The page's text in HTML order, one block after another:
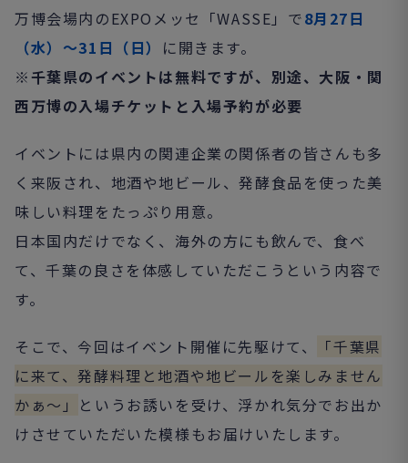
万博会場内のEXPOメッセ「WASSE」で8月27日
（水）～31日（日） に開きます。
※千葉県のイベントは無料ですが、別途、大阪・関
西万博の入場チケットと入場予約が必要
イベントには県内の関連企業の関係者の皆さんも多
く来阪され、地酒や地ビール、発酵食品を使った美
味しい料理をたっぷり用意。
日本国内だけでなく、海外の方にも飲んで、食べ
て、千葉の良さを体感していただこうという内容で
す。
そこで、今回はイベント開催に先駆けて、
「千葉県
に来て、発酵料理と地酒や地ビールを楽しみません
かぁ～」
というお誘いを受け、浮かれ気分でお出か
けさせていただいた模様もお届けいたします。